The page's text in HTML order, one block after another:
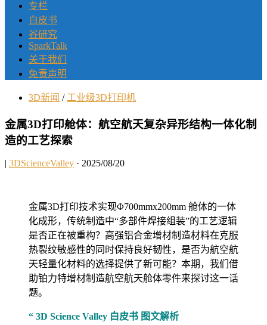
专栏
白皮书
谷研究
SparkTalk
关于我们
免责声明
3D新闻 / 工业级3D打印机
金属3D打印舱体：航空航天复杂异形结构一体化制
造的工艺探索
| 3DScienceValley · 2025/08/20
金属3D打印技术实现Φ700mmx200mm 舱体的一体
化成形，传统制造中“多部件焊接组装”的工艺逻辑
是否正在被重构？高强铝合金增材制造材料在克服
热裂纹敏感性的同时保持良好韧性，是否为航空航
天轻量化材料的选择提供了新可能？本期，我们借
助铂力特增材制造航空航天舱体零件来探讨这一话
题。
“ 3D Science Valley 白皮书 图文解析